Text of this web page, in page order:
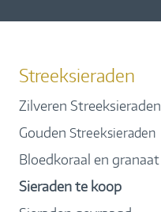
Streeksieraden
Zilveren Streeksieraden
Gouden Streeksieraden
Bloedkoraal en granaat
Sieraden te koop